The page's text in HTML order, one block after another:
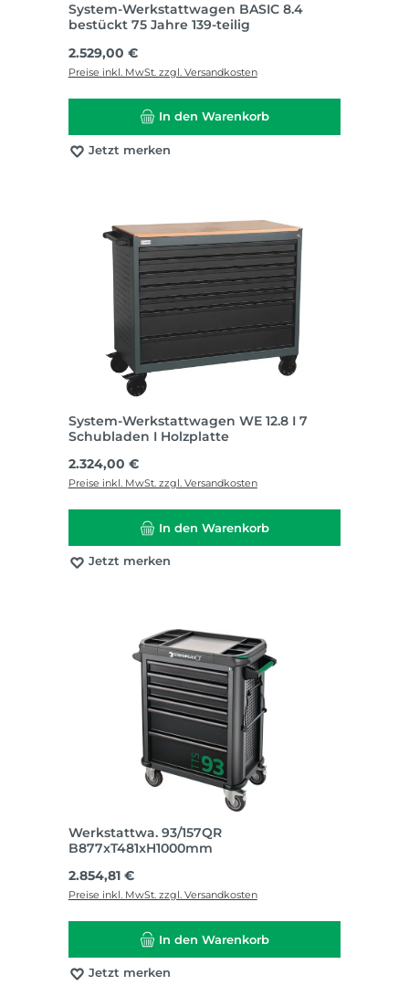
System-Werkstattwagen BASIC 8.4
bestückt 75 Jahre 139-teilig
Regulärer Preis:
2.529,00 €
Preise inkl. MwSt. zzgl. Versandkosten
In den Warenkorb
Jetzt merken
System-Werkstattwagen WE 12.8 I 7
Schubladen I Holzplatte
Regulärer Preis:
2.324,00 €
Preise inkl. MwSt. zzgl. Versandkosten
In den Warenkorb
Jetzt merken
Werkstattwa. 93/157QR
B877xT481xH1000mm
Regulärer Preis:
2.854,81 €
Preise inkl. MwSt. zzgl. Versandkosten
In den Warenkorb
Jetzt merken